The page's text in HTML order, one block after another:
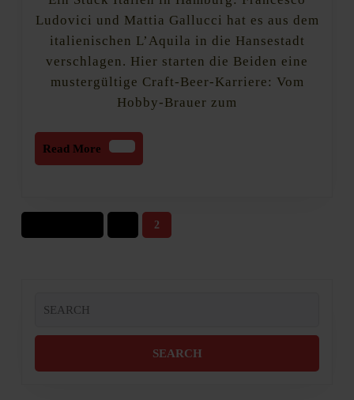
Ludovici und Mattia Gallucci hat es aus dem
italienischen L’Aquila in die Hansestadt
verschlagen. Hier starten die Beiden eine
mustergültige Craft-Beer-Karriere: Vom
Hobby-Brauer zum
Read More
Read
More
Seitennummerierung
der
2
for: